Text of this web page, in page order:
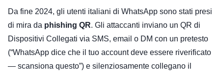
Da fine 2024, gli utenti italiani di WhatsApp sono stati presi
di mira da phishing QR. Gli attaccanti inviano un QR di
Dispositivi Collegati via SMS, email o DM con un pretesto
(“WhatsApp dice che il tuo account deve essere riverificato
— scansiona questo”) e silenziosamente collegano il